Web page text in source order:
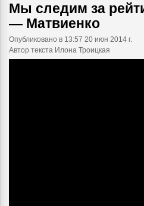
Мы следим за
— Матвиенко
Опубликовано в 13:57 20 июн 2014 г.
Автор текста Илона Троицкая